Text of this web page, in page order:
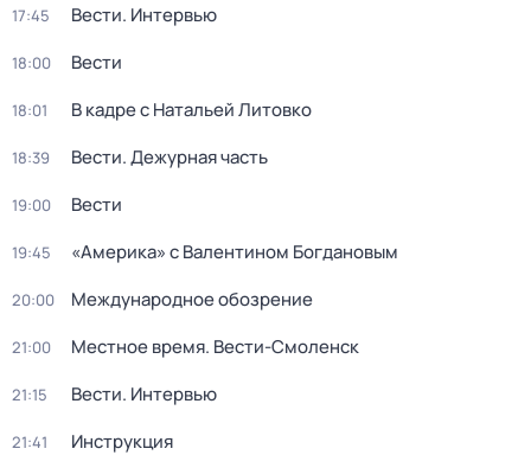
17:45 Вести. Интервью
18:00 Вести
18:01 В кадре с Натальей Литовко
18:39 Вести. Дежурная часть
19:00 Вести
19:45 «Америка» с Валентином Богдановым
20:00 Международное обозрение
21:00 Местное время. Вести-Смоленск
21:15 Вести. Интервью
21:41 Инструкция